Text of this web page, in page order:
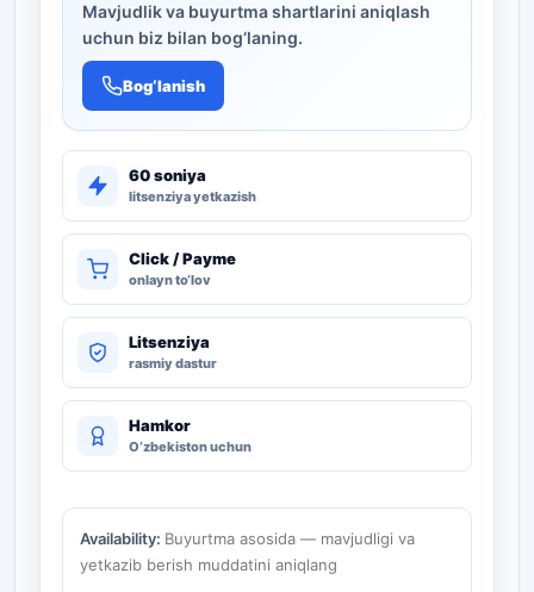
Mavjudlik va buyurtma shartlarini aniqlash
uchun biz bilan bog‘laning.
Bog‘lanish
60 soniya
litsenziya yetkazish
Click / Payme
onlayn to‘lov
Litsenziya
rasmiy dastur
Hamkor
O‘zbekiston uchun
Availability: Buyurtma asosida — mavjudligi va
yetkazib berish muddatini aniqlang